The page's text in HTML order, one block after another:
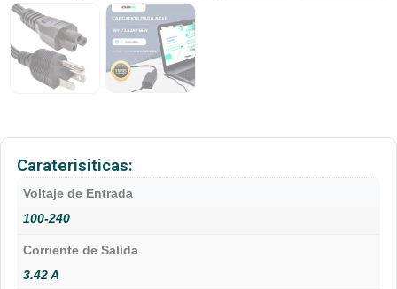
Caraterisiticas:
Voltaje de Entrada
100-240
Corriente de Salida
3.42 A